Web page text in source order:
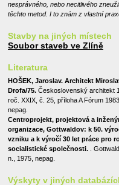
nesprávného, nebo necitlivého
těchto metod. I to znám z vlastní
Stavby na jiných místech
Soubor staveb ve Zlíně
Literatura
HOŠEK, Jaroslav. Architekt
Drofa/75. Československý architekt
roč. XXIX, č. 25, příloha A Fórum
nepag.
Centroprojekt, projektová a
organizace, Gottwaldov: k 50.
vzniku a k výročí 30 let práce pro
socialistické společnosti.
.
n., 1975, nepag.
Výskyty v jiných